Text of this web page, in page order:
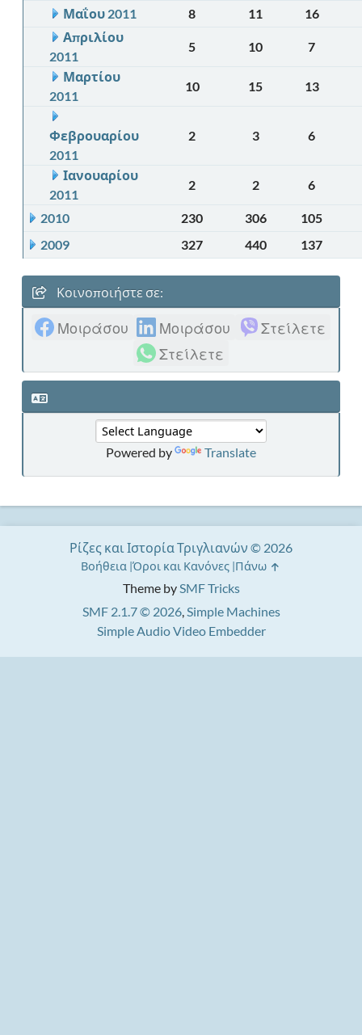
Μαΐου 2011 8 11
16
Απριλίου
2011
5 10
7
Μαρτίου
2011
10 15 13
Φεβρουαρίου
2011
2 3 6
Ιανουαρίου
2011
2 2 6
2010 230 306
105
2009
327 440 137
Κοινοποιήστε σε:
Μοιράσου Μοιράσου
Στείλετε
Στείλετε
Powered by Translate
Theme bySMF Tricks
SMF 2.1.7 © 2026,Simple Machines
Simple Audio Video Embedder
Ρίζες και Ιστορία Τριγλιανών © 2026
Βοήθεια Όροι και Κανόνες Πάνω